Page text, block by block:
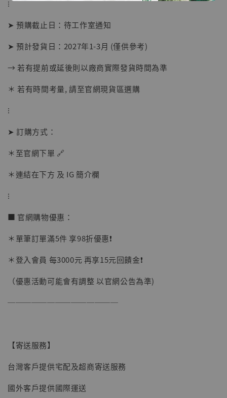
【店內現貨】海賊王 系列蒐藏雕像 布魯克達
NT$ 1,870
加購優惠【讓子彈飛 鵝城縣長 張麻子 [BK01]】
⁝
➤ 預購截止日：待工作室通知
➤ 預計發貨日：2027年1-3月 (僅供參考)
→ 若有提前或延後則以廠商實際發貨時間為準
＊ 若有時間考量, 請至官網現貨區選購
⁝
➤ 訂購方式：
＊至官網下單 🔗
＊連結在下方 及 IG 簡介欄
⁝
■ 官網購物優惠：
＊單筆訂單滿5件 享98折優惠❗️
＊登入會員 每3000元 再享15元回饋金❗️
（優惠活動可能會有調整 以官網公告為準)
──────────────
【寄送服務】
台灣客戶提供宅配及超商寄送服務
國外客戶提供國際運送